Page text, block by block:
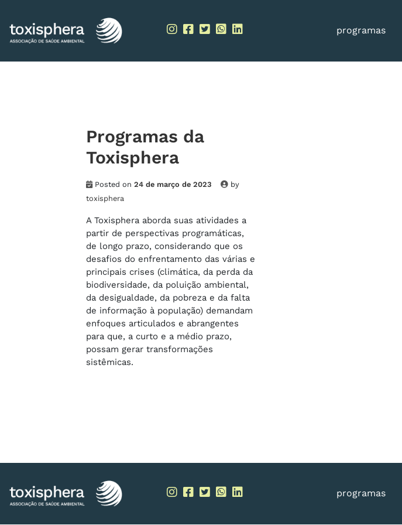
content
programas
Programas da
Toxisphera
Posted on 24 de março de 2023
by
toxisphera
A Toxisphera aborda suas atividades a
partir de perspectivas programáticas,
de longo prazo, considerando que os
desafios do enfrentamento das várias e
principais crises (climática, da perda da
biodiversidade, da poluição ambiental,
da desigualdade, da pobreza e da falta
de informação à população) demandam
enfoques articulados e abrangentes
para que, a curto e a médio prazo,
possam gerar transformações
sistêmicas.
programas